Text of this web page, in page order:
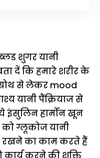
शुगर यानी
दें कि हमारे शरीर के
से लेकर mood
यानी पैंक्रियाज से
इंसुलिन हार्मोन खून
ग्लूकोज यानी
रखने का काम करते हैं
कार्य करने की शक्ति